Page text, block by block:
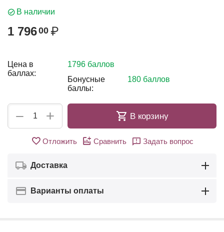
В наличии
1 79600 ₽
Цена в
баллах:
1796 баллов
Бонусные
баллы:
180 баллов
+
− В корзину
Отложить Сравнить Задать вопрос
Доставка
Варианты оплаты